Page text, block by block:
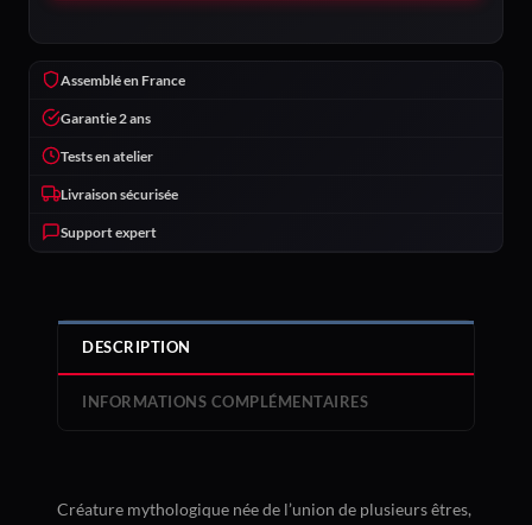
Assemblé en France
Garantie 2 ans
Tests en atelier
Livraison sécurisée
Support expert
DESCRIPTION
INFORMATIONS COMPLÉMENTAIRES
Créature mythologique née de l’union de plusieurs êtres,